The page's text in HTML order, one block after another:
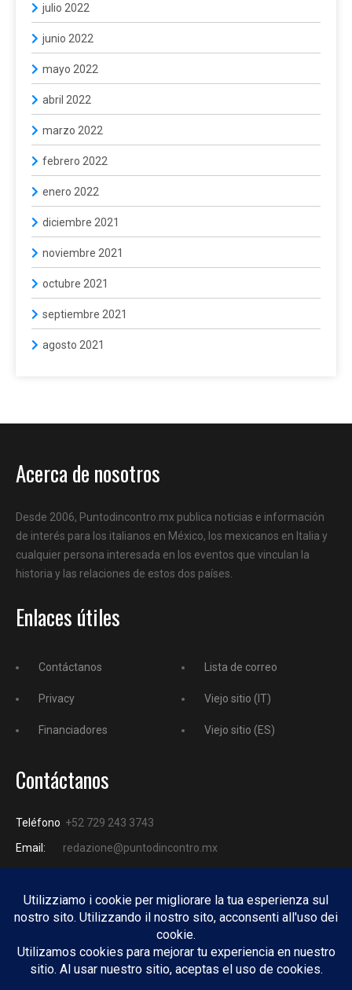
julio 2022
junio 2022
mayo 2022
abril 2022
marzo 2022
febrero 2022
enero 2022
diciembre 2021
noviembre 2021
octubre 2021
septiembre 2021
agosto 2021
Acerca de nosotros
Desde 2006, Puntodincontro.mx publica noticias e información
de interés para los italianos en México, los mexicanos en Italia y
cualquier persona interesada en los eventos que vinculan la
historia y las relaciones de estos dos países.
Enlaces útiles
Contáctanos
Privacy
Financiadores
Lista de correo
Viejo sitio (IT)
Viejo sitio (ES)
Contáctanos
Teléfono +52 729 243 3743
Email:
redazione@puntodincontro.mx
PUNTODINCONTRO